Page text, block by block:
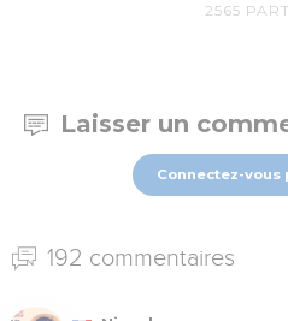
2565
Laisser un
Connectez-
192 commentaires